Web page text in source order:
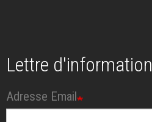
Lettre d'information
Adresse Email